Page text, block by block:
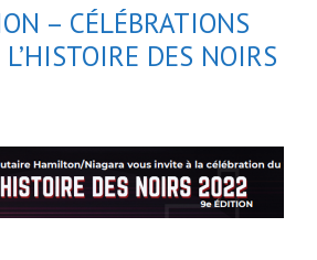
– CÉLÉBRATIONS
DES NOIRS